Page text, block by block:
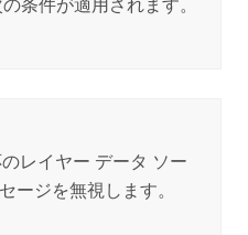
条件が適用されます。
レイヤー データ ソー
ージを無視します。